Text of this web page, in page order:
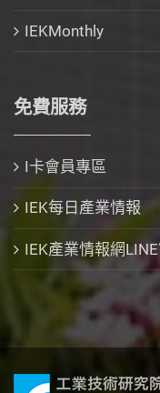
IEKMonthly
免費服務
I卡會員專區
IEK每日產業情報
IEK產業情報網